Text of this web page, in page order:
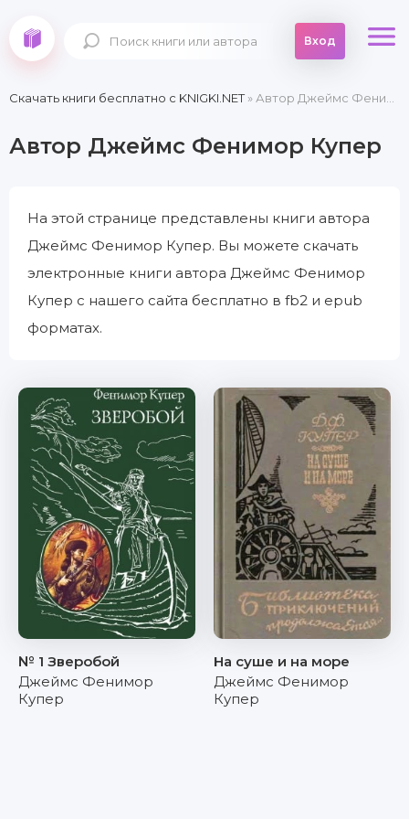
Вход
Скачать книги бесплатно c KNIGKI.NET» Автор Джеймс Фенимор Купер
Автор Джеймс Фенимор Купер
На этой странице представлены книги автора
Джеймс Фенимор Купер. Вы можете скачать
электронные книги автора Джеймс Фенимор
Купер с нашего сайта бесплатно в fb2 и epub
форматах.
№ 1 Зверобой
Джеймс Фенимор
Купер
На суше и на море
Джеймс Фенимор
Купер